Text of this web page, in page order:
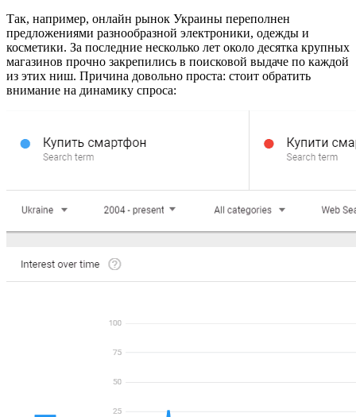
Так, например, онлайн рынок Украины переполнен
предложениями разнообразной электроники, одежды и
косметики. За последние несколько лет около десятка крупных
магазинов прочно закрепились в поисковой выдаче по каждой
из этих ниш. Причина довольно проста: стоит обратить
внимание на динамику спроса: